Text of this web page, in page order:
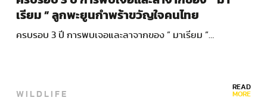
เรียม ” ลูกพะยูนกำพร้าขวัญใจคนไทย
ครบรอบ 3 ปี การพบเจอและลาจากของ ” มาเรียม ”…
WILDLIFE READ
MORE